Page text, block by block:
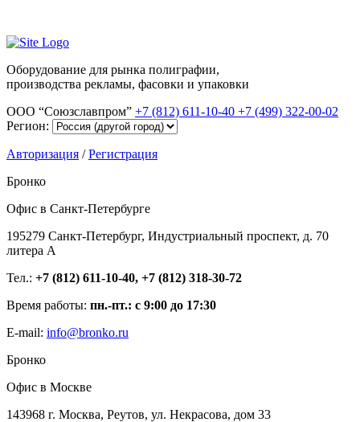
Оборудование для рынка полиграфии,
производства рекламы, фасовки и упаковки
ООО “Союзславпром” +7 (812) 611-10-40 +7 (499) 322-00-02
Регион:
Авторизация /Регистрация
Бронко
Офис в Санкт-Петербурге
195279 Санкт-Петербург, Индустриальный проспект, д. 70
литера А
Тел.: +7 (812) 611-10-40, +7 (812) 318-30-72
Время работы: пн.-пт.: с 9:00 до 17:30
E-mail: info@bronko.ru
Бронко
Офис в Москве
143968 г. Москва, Реутов, ул. Некрасова, дом 33